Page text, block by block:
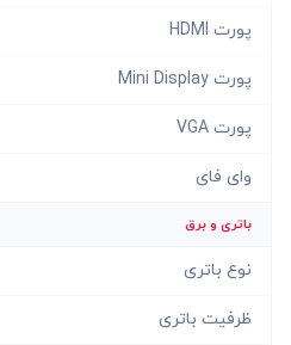
پورت HDMI
پورت Mini Display
پورت VGA
وای فای
باتری و برق
نوع باتری
ظرفیت باتری